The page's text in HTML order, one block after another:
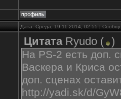
Дата: Среда, 19.11.2014, 02:55 |
Цитата Ryudo ( )
На PS-2 есть доп.
Васкера и Криса
доп. сценах
http://yadi.sk/d/